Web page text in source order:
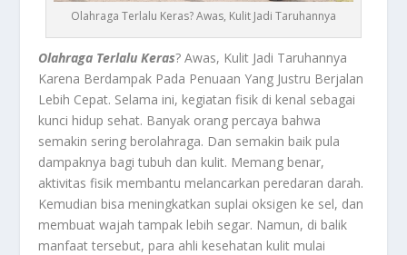
Olahraga Terlalu Keras? Awas, Kulit Jadi Taruhannya
Olahraga Terlalu Keras? Awas, Kulit Jadi Taruhannya
Karena Berdampak Pada Penuaan Yang Justru Berjalan
Lebih Cepat. Selama ini, kegiatan fisik di kenal sebagai
kunci hidup sehat. Banyak orang percaya bahwa
semakin sering berolahraga. Dan semakin baik pula
dampaknya bagi tubuh dan kulit. Memang benar,
aktivitas fisik membantu melancarkan peredaran darah.
Kemudian bisa meningkatkan suplai oksigen ke sel, dan
membuat wajah tampak lebih segar. Namun, di balik
manfaat tersebut, para ahli kesehatan kulit mulai